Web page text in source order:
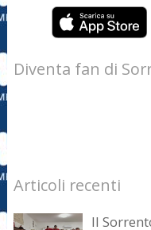
Diventa fan di
Articoli recenti
Il